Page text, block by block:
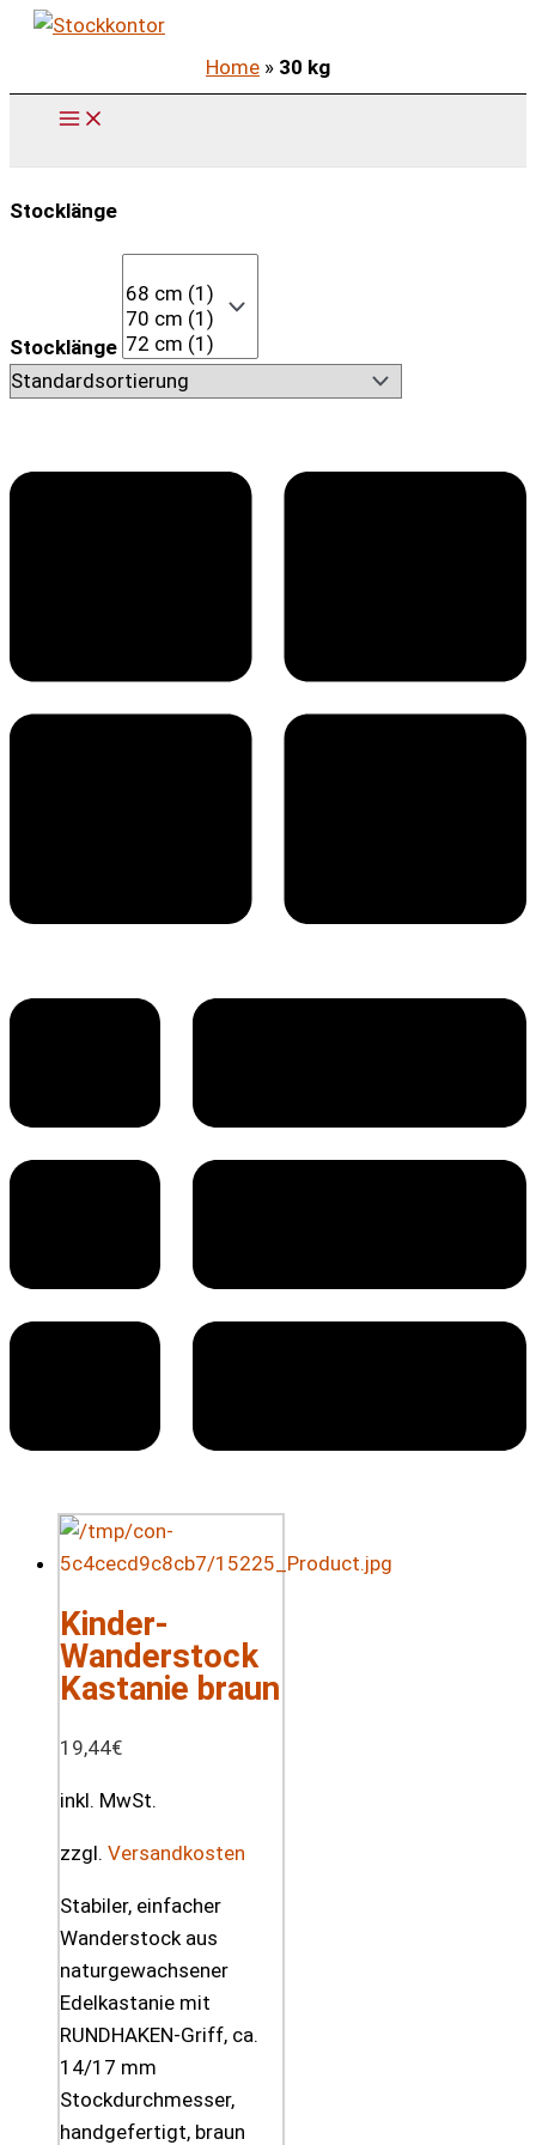
Zum
springen
Home » 30 kg
Stocklänge
Stocklänge
Kinder-
Wanderstock
Kastanie braun
19,44€
inkl. MwSt.
zzgl. Versandkosten
Stabiler, einfacher
Wanderstock aus
naturgewachsener
Edelkastanie mit
RUNDHAKEN-Griff, ca.
14/17 mm
Stockdurchmesser,
handgefertigt, braun